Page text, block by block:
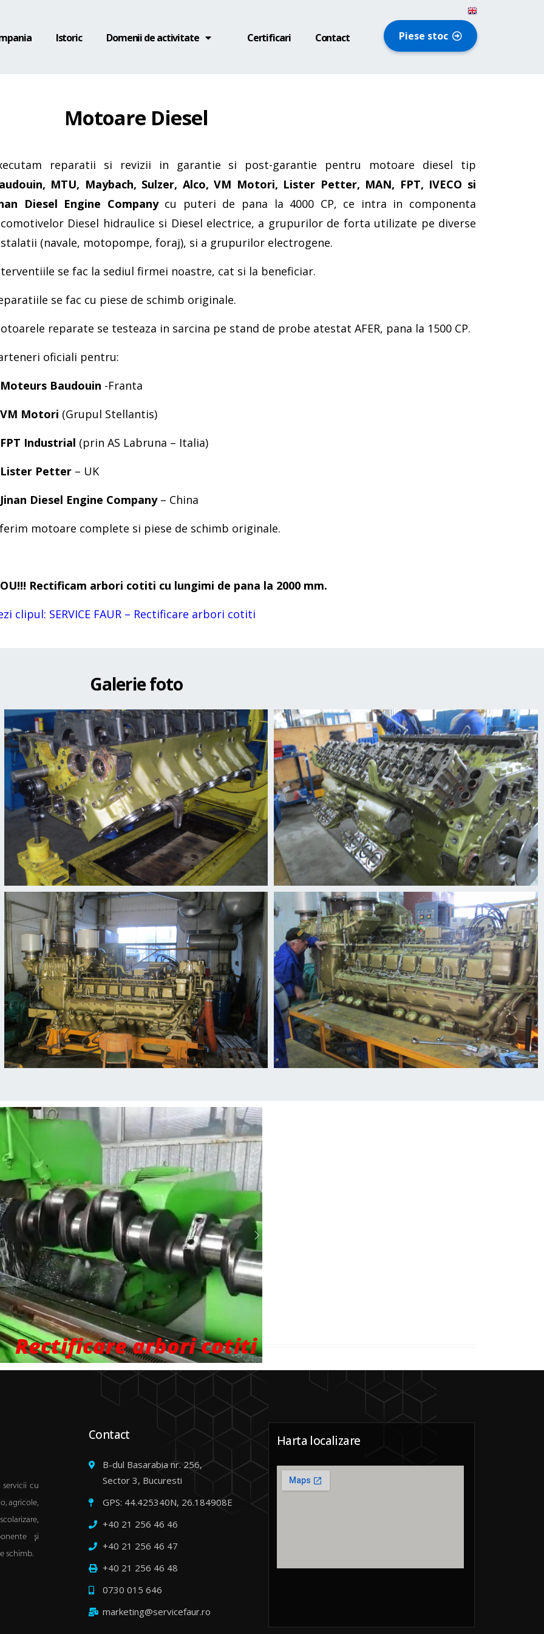
Istoric Domenii de activitate Certificari Contact Piese stoc
Motoare Diesel
reparatii si revizii in garantie si post-garantie pentru motoare diesel tip
MTU, Maybach, Sulzer, Alco, VM Motori, Lister Petter, MAN, FPT, IVECO si
Diesel Engine Companycu puteri de pana la 4000 CP, ce intra in componenta
Diesel hidraulice si Diesel electrice, a grupurilor de forta utilizate pe diverse
(navale, motopompe, foraj), si a grupurilor electrogene.
se fac la sediul firmei noastre, cat si la beneficiar.
se fac cu piese de schimb originale.
reparate se testeaza in sarcina pe stand de probe atestat AFER, pana la 1500 CP.
oficiali pentru:
Moteurs Baudouin -Franta
VM Motori (Grupul Stellantis)
FPT Industrial (prin AS Labruna – Italia)
Lister Petter – UK
Jinan Diesel Engine Company – China
motoare complete si piese de schimb originale.
Rectificam arbori cotiti cu lungimi de pana la 2000 mm.
clipul: SERVICE FAUR – Rectificare arbori cotiti
Galerie foto
Rectificare arbori cotiti
servicii cu
agricole,
şi
schimb.
Contact
B-dul Basarabia nr. 256,
Sector 3, Bucuresti
GPS: 44.425340N, 26.184908E
+40 21 256 46 46
+40 21 256 46 47
+40 21 256 46 48
0730 015 646
marketing@servicefaur.ro
Harta localizare